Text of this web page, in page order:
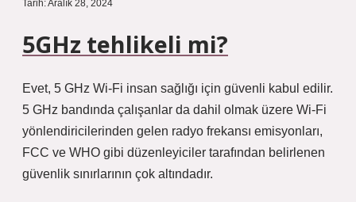
Tarih: Aralık 28, 2024
5GHz tehlikeli mi?
Evet, 5 GHz Wi-Fi insan sağlığı için güvenli kabul edilir.
5 GHz bandında çalışanlar da dahil olmak üzere Wi-Fi
yönlendiricilerinden gelen radyo frekansı emisyonları,
FCC ve WHO gibi düzenleyiciler tarafından belirlenen
güvenlik sınırlarının çok altındadır.